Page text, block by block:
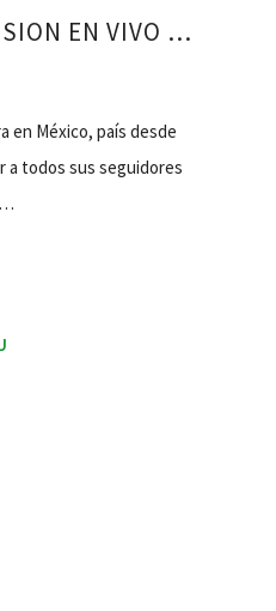
AMERICA TELEVISION EN VIVO PERU
en México, país desde
a todos sus seguidores